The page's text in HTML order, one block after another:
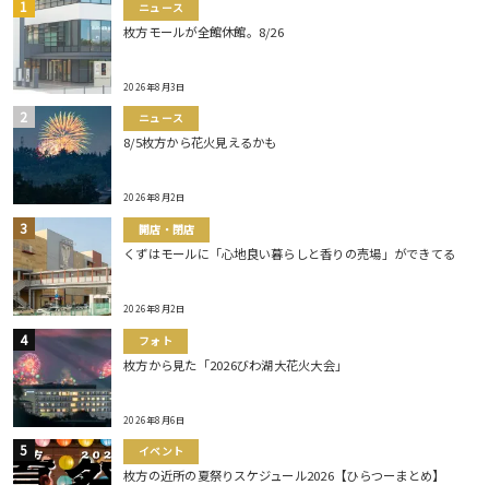
ニュース
枚方モールが全館休館。8/26
2026年8月3日
ニュース
8/5枚方から花火見えるかも
2026年8月2日
開店・閉店
くずはモールに「心地良い暮らしと香りの売場」ができてる
2026年8月2日
フォト
枚方から見た「2026びわ湖大花火大会」
2026年8月6日
イベント
枚方の近所の夏祭りスケジュール2026【ひらつーまとめ】